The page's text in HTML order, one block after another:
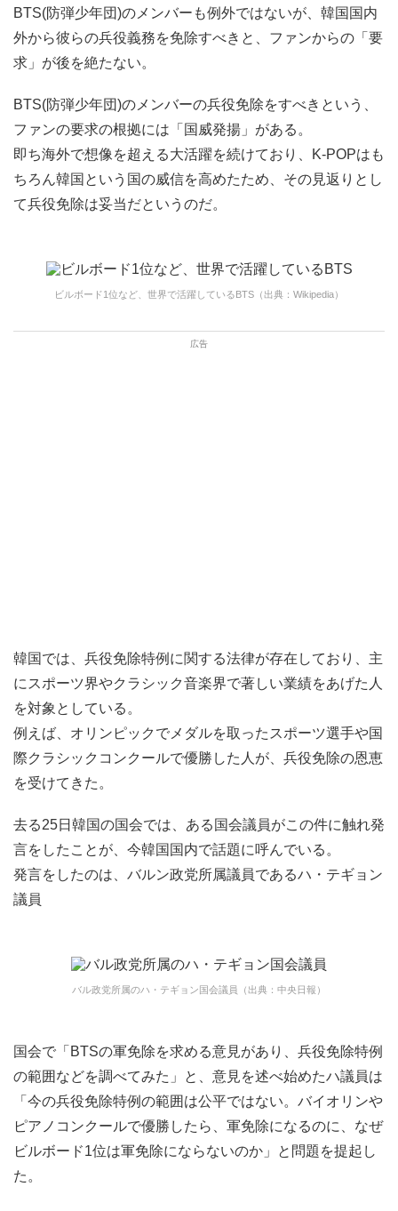
BTS(防弾少年団)のメンバーも例外ではないが、韓国国内
外から彼らの兵役義務を免除すべきと、ファンからの「要
求」が後を絶たない。
BTS(防弾少年団)のメンバーの兵役免除をすべきという、
ファンの要求の根拠には「国威発揚」がある。
即ち海外で想像を超える大活躍を続けており、K-POPはも
ちろん韓国という国の威信を高めたため、その見返りとし
て兵役免除は妥当だというのだ。
ビルボード1位など、世界で活躍しているBTS（出典：Wikipedia）
韓国では、兵役免除特例に関する法律が存在しており、主
にスポーツ界やクラシック音楽界で著しい業績をあげた人
を対象としている。
例えば、オリンピックでメダルを取ったスポーツ選手や国
際クラシックコンクールで優勝した人が、兵役免除の恩恵
を受けてきた。
去る25日韓国の国会では、ある国会議員がこの件に触れ発
言をしたことが、今韓国国内で話題に呼んでいる。
発言をしたのは、バルン政党所属議員であるハ・テギョン
議員
バル政党所属のハ・テギョン国会議員（出典：中央日報）
国会で「BTSの軍免除を求める意見があり、兵役免除特例
の範囲などを調べてみた」と、意見を述べ始めたハ議員は
「今の兵役免除特例の範囲は公平ではない。バイオリンや
ピアノコンクールで優勝したら、軍免除になるのに、なぜ
ビルボード1位は軍免除にならないのか」と問題を提起し
た。